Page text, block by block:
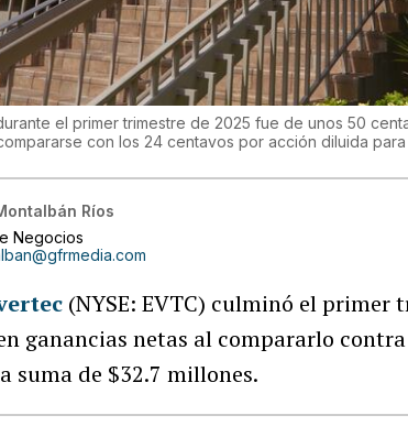
el primer trimestre de 2025 fue de unos 50
con los 24 centavos por acción diluida
Ríos
Negocios
(NYSE: EVTC) culminó el primer
ganancias netas al compararlo
suma de $32.7 millones.